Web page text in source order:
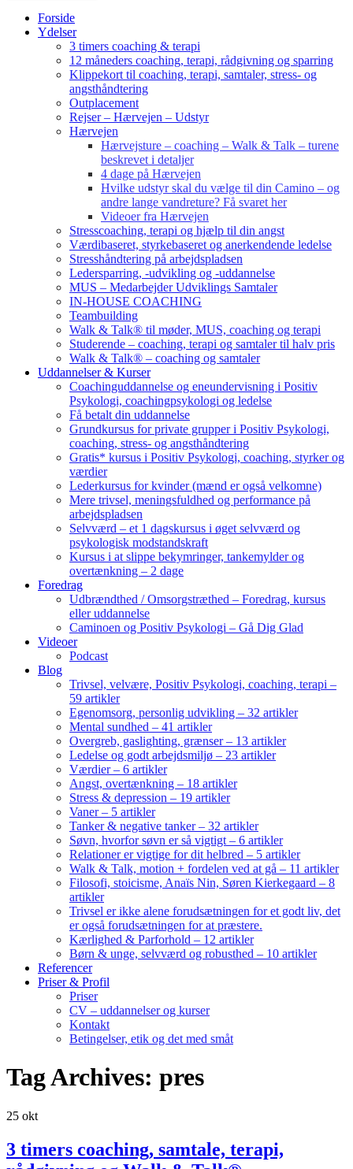
Forside
Ydelser
3 timers coaching & terapi
12 måneders coaching, terapi, rådgivning og sparring
Klippekort til coaching, terapi, samtaler, stress- og
angsthåndtering
Outplacement
Rejser – Hærvejen – Udstyr
Hærvejen
Hærvejsture – coaching – Walk & Talk – turene
beskrevet i detaljer
4 dage på Hærvejen
Hvilke udstyr skal du vælge til din Camino – og
andre lange vandreture? Få svaret her
Videoer fra Hærvejen
Stresscoaching, terapi og hjælp til din angst
Værdibaseret, styrkebaseret og anerkendende ledelse
Stresshåndtering på arbejdspladsen
Ledersparring, -udvikling og -uddannelse
MUS – Medarbejder Udviklings Samtaler
IN-HOUSE COACHING
Teambuilding
Walk & Talk® til møder, MUS, coaching og terapi
Studerende – coaching, terapi og samtaler til halv pris
Walk & Talk® – coaching og samtaler
Uddannelser & Kurser
Coachinguddannelse og eneundervisning i Positiv
Psykologi, coachingpsykologi og ledelse
Få betalt din uddannelse
Grundkursus for private grupper i Positiv Psykologi,
coaching, stress- og angsthåndtering
Gratis* kursus i Positiv Psykologi, coaching, styrker og
værdier
Lederkursus for kvinder (mænd er også velkomne)
Mere trivsel, meningsfuldhed og performance på
arbejdspladsen
Selvværd – et 1 dagskursus i øget selvværd og
psykologisk modstandskraft
Kursus i at slippe bekymringer, tankemylder og
overtænkning – 2 dage
Foredrag
Udbrændthed / Omsorgstræthed – Foredrag, kursus
eller uddannelse
Caminoen og Positiv Psykologi – Gå Dig Glad
Videoer
Podcast
Blog
Trivsel, velvære, Positiv Psykologi, coaching, terapi –
59 artikler
Egenomsorg, personlig udvikling – 32 artikler
Mental sundhed – 41 artikler
Overgreb, gaslighting, grænser – 13 artikler
Ledelse og godt arbejdsmiljø – 23 artikler
Værdier – 6 artikler
Angst, overtænkning – 18 artikler
Stress & depression – 19 artikler
Vaner – 5 artikler
Tanker & negative tanker – 32 artikler
Søvn, hvorfor søvn er så vigtigt – 6 artikler
Relationer er vigtige for dit helbred – 5 artikler
Walk & Talk, motion + fordelen ved at gå – 11 artikler
Filosofi, stoicisme, Anaïs Nin, Søren Kierkegaard – 8
artikler
Trivsel er ikke alene forudsætningen for et godt liv, det
er også forudsætningen for at præstere.
Kærlighed & Parforhold – 12 artikler
Børn & unge, selvværd og robusthed – 10 artikler
Referencer
Priser & Profil
Priser
CV – uddannelser og kurser
Kontakt
Betingelser, etik og det med småt
Tag Archives: pres
25 okt
3 timers coaching, samtale, terapi,